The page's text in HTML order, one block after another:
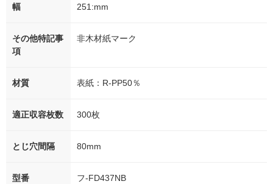
幅 251:mm
その他特記事
項
非木材紙マーク
材質 表紙：R-PP50％
適正収容枚数 300枚
とじ穴間隔 80mm
型番 フ-FD437NB